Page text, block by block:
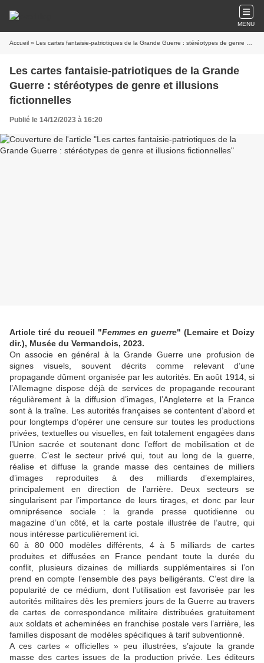
MENU
Accueil » Les cartes fantaisie-patriotiques de la Grande Guerre : stéréotypes de genre et illusions fictionnelles
Les cartes fantaisie-patriotiques de la Grande
Guerre : stéréotypes de genre et illusions
fictionnelles
Publié le 14/12/2023 à 16:20
Article tiré du recueil "Femmes en guerre" (Lemaire et Doizy
dir.), Musée du Vermandois, 2023.
On associe en général à la Grande Guerre une profusion de
signes visuels, souvent décrits comme relevant d’une
propagande dûment organisée par les autorités. En août 1914, si
l’Allemagne dispose déjà de services de propagande recourant
régulièrement à la diffusion d’images, l’Angleterre et la France
sont à la traîne. Les autorités françaises se contentent d’abord et
pour longtemps d’opérer une censure sur toutes les productions
privées, textuelles ou visuelles, en fait totalement engagées dans
l’Union sacrée et soutenant donc l’effort de mobilisation et de
guerre. C’est le secteur privé qui, tout au long de la guerre,
réalise et diffuse la grande masse des centaines de milliers
d’images reproduites à des milliards d’exemplaires,
principalement en direction de l’arrière. Deux secteurs se
singularisent par l’importance de leurs tirages, et donc par leur
omniprésence sociale : la grande presse quotidienne ou
magazine d’un côté, et la carte postale illustrée de l’autre, qui
nous intéresse particulièrement ici.
60 à 80 000 modèles différents, 4 à 5 milliards de cartes
produites et diffusées en France pendant toute la durée du
conflit, plusieurs dizaines de milliards supplémentaires si l’on
prend en compte l’ensemble des pays belligérants. C’est dire la
popularité de ce médium, dont l’utilisation est favorisée par les
autorités militaires dès les premiers jours de la Guerre au travers
de cartes de correspondance militaire distribuées gratuitement
aux soldats et acheminées en franchise postale vers l’arrière, les
familles disposant de modèles spécifiques à tarif subventionné.
A ces cartes « officielles » peu illustrées, s’ajoute la grande
masse des cartes issues de la production privée. Les éditeurs